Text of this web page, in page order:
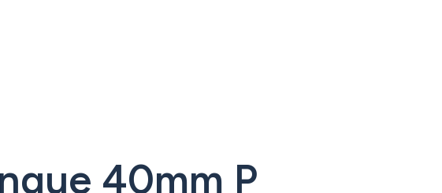
40mm P